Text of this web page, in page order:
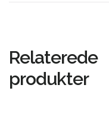
Relaterede
produkter